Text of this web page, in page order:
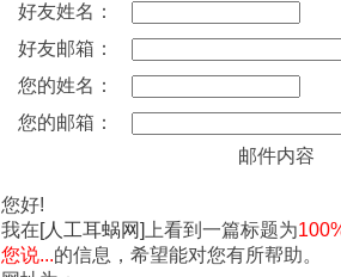
好友姓名：
好友邮箱：
您的姓名：
您的邮箱：
邮件内容
您好!
我在[人工耳蜗网] 上看到一篇标题为
您说...的信息，希望能对您有所帮助。